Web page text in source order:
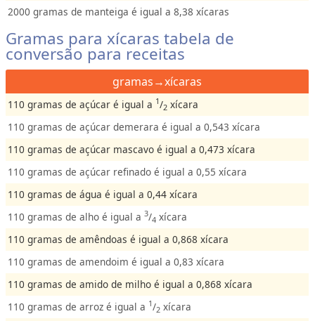
2000 gramas de manteiga é igual a 8,38 xícaras
Gramas para xícaras tabela de
conversão para receitas
gramas→xícaras
110 gramas de açúcar é igual a 1/2xícara
110 gramas de açúcar demerara é igual a 0,543 xícara
110 gramas de açúcar mascavo é igual a 0,473 xícara
110 gramas de açúcar refinado é igual a 0,55 xícara
110 gramas de água é igual a 0,44 xícara
110 gramas de alho é igual a 3/4 xícara
110 gramas de amêndoas é igual a 0,868 xícara
110 gramas de amendoim é igual a 0,83 xícara
110 gramas de amido de milho é igual a 0,868 xícara
110 gramas de arroz é igual a 1/2xícara